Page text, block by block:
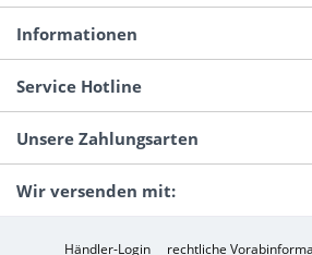
Informationen
Service Hotline
Unsere Zahlungsarten
Wir versenden mit:
Händler-Login rechtliche